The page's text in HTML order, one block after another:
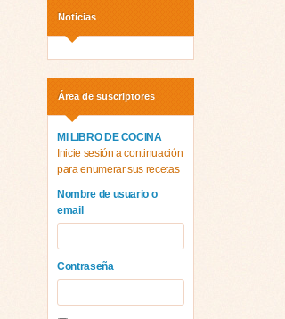
Noticias
Área de suscriptores
MI LIBRO DE COCINA
Inicie sesión a continuación
para enumerar sus recetas
Nombre de usuario o
email
Contraseña